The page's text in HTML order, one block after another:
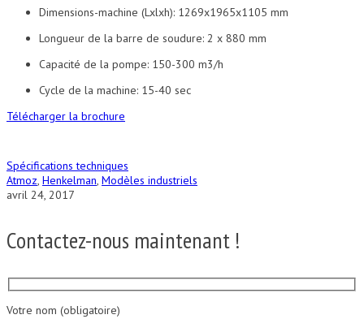
Dimensions-machine (Lxlxh): 1269x1965x1105 mm
Longueur de la barre de soudure: 2 x 880 mm
Capacité de la pompe: 150-300 m3/h
Cycle de la machine: 15-40 sec
Télécharger la brochure
Spécifications techniques
Atmoz, Henkelman, Modèles industriels
avril 24, 2017
Contactez-nous maintenant !
Votre nom (obligatoire)